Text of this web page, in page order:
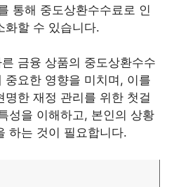
통해 중도상환수수료로 인
화할 수 있습니다.
금융 상품의 중도상환수수
중요한 영향을 미치며, 이를
명한 재정 관리를 위한 첫걸
성을 이해하고, 본인의 상황
하는 것이 필요합니다.